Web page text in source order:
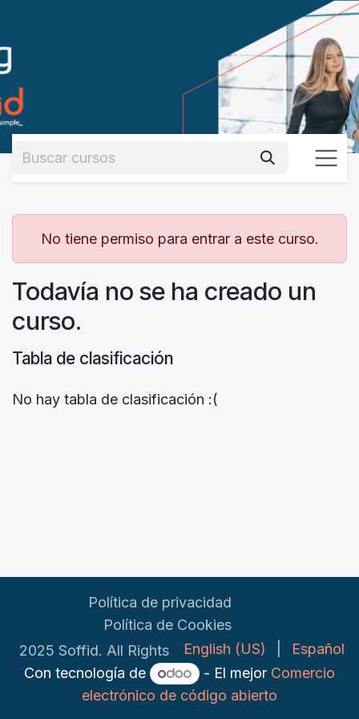
Tabla de clasificación
No hay tabla de clasificación :(
No tiene permiso para entrar a este curso.
Todavía no se ha creado un
curso.
Política de privacidad
Política de Cookies
2025 Soffid. All Rights
English (US)
Español
Con tecnología de
- El mejor Comercio
electrónico de código abierto